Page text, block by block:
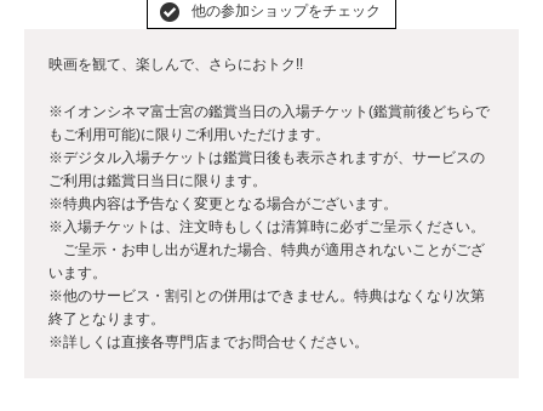
他の参加ショップをチェック
映画を観て、楽しんで、さらにおトク!!
※イオンシネマ富士宮の鑑賞当日の入場チケット(鑑賞前後どちらで
もご利用可能)に限りご利用いただけます。
※デジタル入場チケットは鑑賞日後も表示されますが、サービスの
ご利用は鑑賞日当日に限ります。
※特典内容は予告なく変更となる場合がございます。
※入場チケットは、注文時もしくは清算時に必ずご呈示ください。
ご呈示・お申し出が遅れた場合、特典が適用されないことがござ
います。
※他のサービス・割引との併用はできません。特典はなくなり次第
終了となります。
※詳しくは直接各専門店までお問合せください。